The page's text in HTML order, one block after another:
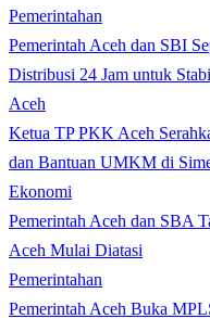
Pemerintahan
Pemerintah Aceh dan SBI
Distribusi 24 Jam untuk
Aceh
Ketua TP PKK Aceh
dan Bantuan UMKM di
Ekonomi
Pemerintah Aceh dan SBA
Aceh Mulai Diatasi
Pemerintahan
Pemerintah Aceh Buka